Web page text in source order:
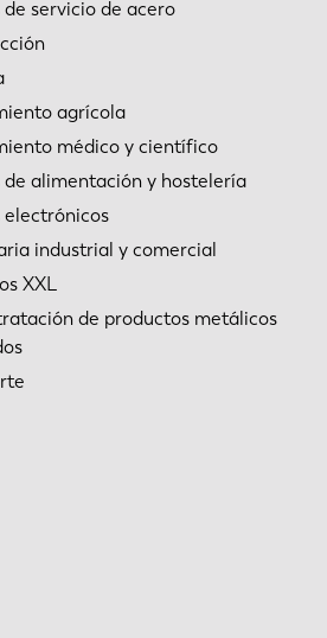
servicio de acero
agrícola
médico y científico
de alimentación y hostelería
electrónicos
industrial y comercial
XXL
de productos metálicos